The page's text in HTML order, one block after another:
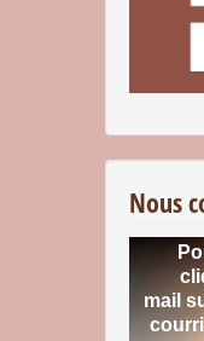
Nous
mail